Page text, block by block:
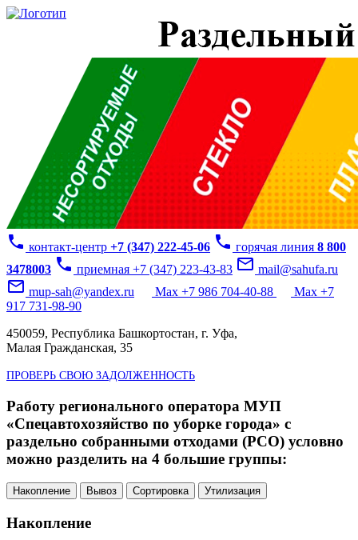
phone контакт-центр +7 (347) 222-45-06 phone горячая линия 8 800
3478003 phone приемная +7 (347) 223-43-83 mail_outline mail@sahufa.ru
mail_outline mup-sah@yandex.ru Max +7 986 704-40-88
Max +7
917 731-98-90
450059, Республика Башкортостан, г. Уфа,
Малая Гражданская, 35
ПРОВЕРЬ СВОЮ ЗАДОЛЖЕННОСТЬ
Работу регионального оператора МУП
«Спецавтохозяйство по уборке города» с
раздельно собранными отходами (РСО) условно
можно разделить на 4 большие группы:
Накопление Вывоз Сортировка Утилизация
Накопление